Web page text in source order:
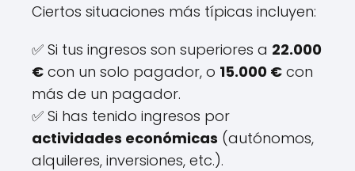
Ciertos situaciones más típicas incluyen:
✅ Si tus ingresos son superiores a 22.000
€ con un solo pagador, o 15.000 € con
más de un pagador.
✅ Si has tenido ingresos por
actividades económicas (autónomos,
alquileres, inversiones, etc.).